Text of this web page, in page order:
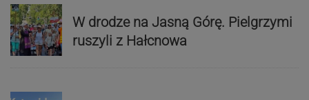
W drodze na Jasną Górę. Pielgrzymi
ruszyli z Hałcnowa